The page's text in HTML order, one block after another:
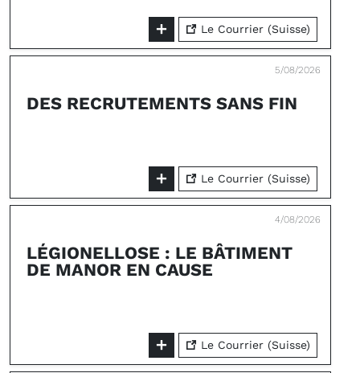
Le Courrier (Suisse)
5/08/2026
DES RECRUTEMENTS SANS FIN
Le Courrier (Suisse)
4/08/2026
LÉGIONELLOSE : LE BÂTIMENT
DE MANOR EN CAUSE
Le Courrier (Suisse)